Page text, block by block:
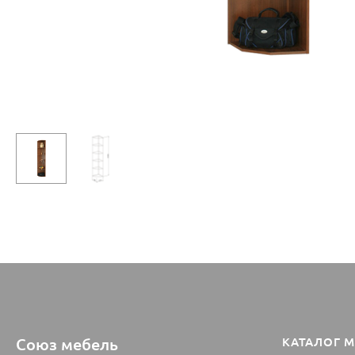
Союз мебель КАТАЛОГ